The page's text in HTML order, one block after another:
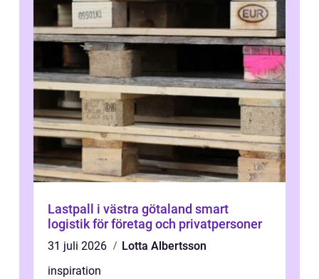
Lastpall i västra götaland smart
logistik för företag och privatpersoner
31 juli 2026
Lotta Albertsson
inspiration